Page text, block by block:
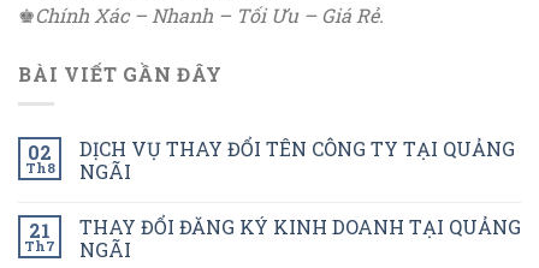
♚Chính Xác – Nhanh – Tối Ưu – Giá Rẻ.
BÀI VIẾT GẦN ĐÂY
02
Th8
DỊCH VỤ THAY ĐỔI TÊN CÔNG TY TẠI QUẢNG
NGÃI
21
Th7
THAY ĐỔI ĐĂNG KÝ KINH DOANH TẠI QUẢNG
NGÃI